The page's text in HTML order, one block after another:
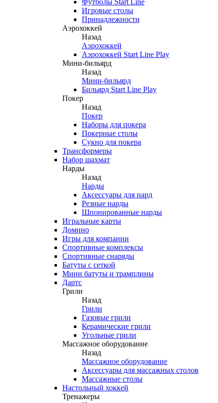
Футболы Start Line
Игровые столы
Принадлежности
Аэрохоккей
Назад
Аэрохоккей
Аэрохоккей Start Line Play
Мини-бильярд
Назад
Мини-бильярд
Бильярд Start Line Play
Покер
Назад
Покер
Наборы для покера
Покерные столы
Сукно для покера
Трансформеры
Набор шахмат
Нарды
Назад
Нарды
Аксессуары для нард
Резные нарды
Шпонированные нарды
Игральные карты
Домино
Игры для компании
Спортивные комплексы
Спортивные снаряды
Батуты с сеткой
Мини батуты и трамплины
Дартс
Грили
Назад
Грили
Газовые грили
Керамические грили
Угольные грили
Массажное оборудование
Назад
Массажное оборудование
Аксессуары для массажных столов
Массажные столы
Настольный хоккей
Тренажеры